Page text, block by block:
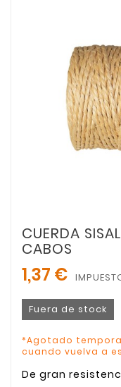
CUERDA
CABOS
1,37 €
Fuera de stock
*Agotado
cuando vuelva a
De gran